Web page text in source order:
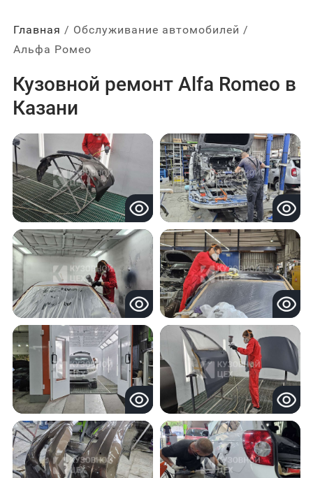
Главная
Обслуживание автомобилей
Альфа Ромео
Кузовной ремонт Alfa Romeo в
Казани